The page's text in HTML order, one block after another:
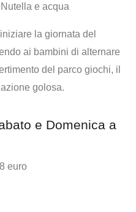
e acqua
la giornata del
ai bambini di alternare
del parco giochi, il
golosa.
e Domenica a
euro